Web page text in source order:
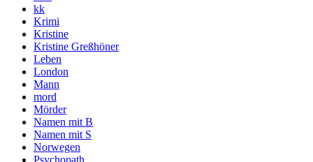
kk
Krimi
Kristine
Kristine Greßhöner
Leben
London
Mann
mord
Mörder
Namen mit B
Namen mit S
Norwegen